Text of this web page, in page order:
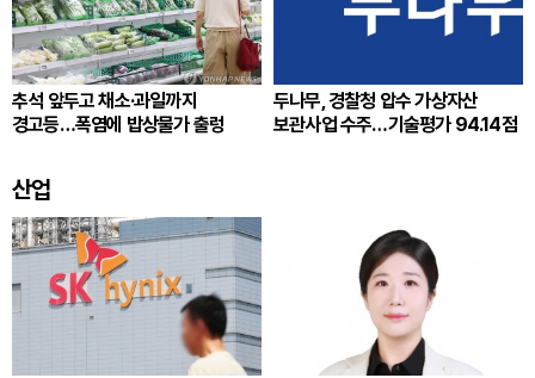
추석 앞두고 채소·과일까지
경고등…폭염에 밥상물가 출렁
두나무, 경찰청 압수 가상자산
보관사업 수주…기술평가 94.14점
산업